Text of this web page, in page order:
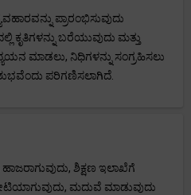
ಪ್ರಾರಂಭಿಸುವುದು
ಕೃತಿಗಳನ್ನು ಬರೆಯುವುದು ಮತ್ತು
ಮಾಡಲು, ನಿಧಿಗಳನ್ನು ಸಂಗ್ರಹಿಸಲು
ಶುಭವೆಂದು ಪರಿಗಣಿಸಲಾಗಿದೆ.
ಶಿಕ್ಷಣ ಇಲಾಖೆಗೆ
ಮದುವೆ ಮಾಡುವುದು